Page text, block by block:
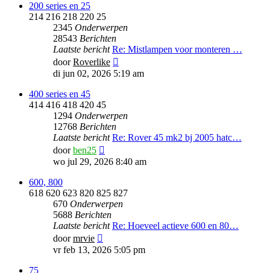
200 series en 25
214 216 218 220 25
2345 Onderwerpen
28543 Berichten
Laatste bericht Re: Mistlampen voor monteren …
doorRoverlike
laatste
di jun 02, 2026 5:19 am
400 series en 45
414 416 418 420 45
1294 Onderwerpen
12768 Berichten
Laatste bericht Re: Rover 45 mk2 bj 2005 hatc…
doorben25
laatste
wo jul 29, 2026 8:40 am
600, 800
618 620 623 820 825 827
670 Onderwerpen
5688 Berichten
Laatste bericht Re: Hoeveel actieve 600 en 80…
doormrvie
laatste
vr feb 13, 2026 5:05 pm
75